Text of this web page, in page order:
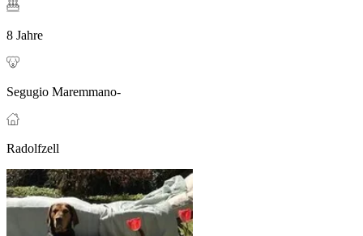
8 Jahre
Segugio Maremmano-
Radolfzell